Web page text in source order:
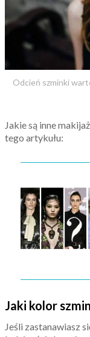
Odcień szminki
Jakie są inne
tego artykułu:
Jaki kolor
Jeśli zastanawiasz